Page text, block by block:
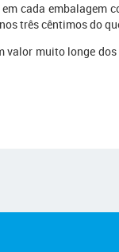
cada embalagem
três cêntimos do
valor muito longe